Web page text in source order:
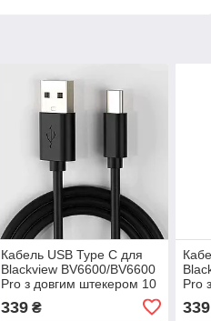
Кабель USB Type C для
Blackview BV6600/BV6600
Pro з довгим штекером 10
339₴
Pro
339